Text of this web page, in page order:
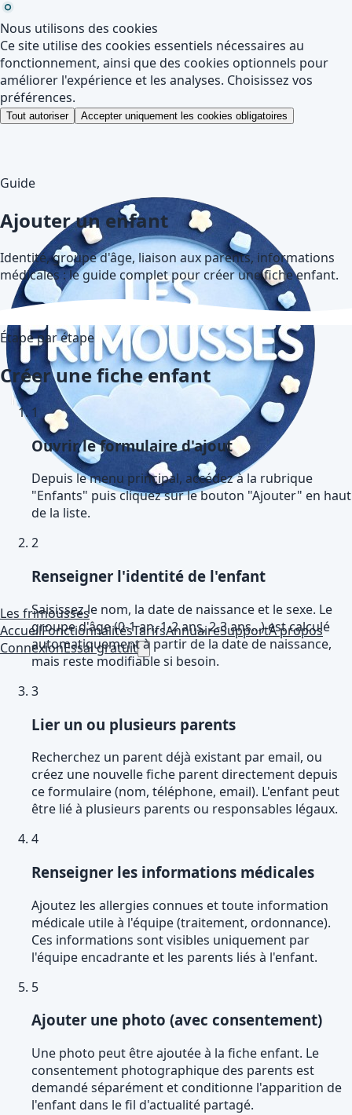
Nous utilisons des cookies
Ce site utilise des cookies essentiels nécessaires au
fonctionnement, ainsi que des cookies optionnels pour
améliorer l'expérience et les analyses. Choisissez vos
préférences.
Tout autoriser Accepter uniquement les cookies obligatoires
Les frimousses
AccueilFonctionnalitésTarifsAnnuaireSupportÀ propos
ConnexionEssai gratuit
Guide
Ajouter un enfant
Identité, groupe d'âge, liaison aux parents, informations
médicales : le guide complet pour créer une fiche enfant.
Étape par étape
Créer une fiche enfant
1
Ouvrir le formulaire d'ajout
Depuis le menu principal, accédez à la rubrique
"Enfants" puis cliquez sur le bouton "Ajouter" en haut
de la liste.
2
Renseigner l'identité de l'enfant
Saisissez le nom, la date de naissance et le sexe. Le
groupe d'âge (0-1 an, 1-2 ans, 2-3 ans...) est calculé
automatiquement à partir de la date de naissance,
mais reste modifiable si besoin.
3
Lier un ou plusieurs parents
Recherchez un parent déjà existant par email, ou
créez une nouvelle fiche parent directement depuis
ce formulaire (nom, téléphone, email). L'enfant peut
être lié à plusieurs parents ou responsables légaux.
4
Renseigner les informations médicales
Ajoutez les allergies connues et toute information
médicale utile à l'équipe (traitement, ordonnance).
Ces informations sont visibles uniquement par
l'équipe encadrante et les parents liés à l'enfant.
5
Ajouter une photo (avec consentement)
Une photo peut être ajoutée à la fiche enfant. Le
consentement photographique des parents est
demandé séparément et conditionne l'apparition de
l'enfant dans le fil d'actualité partagé.